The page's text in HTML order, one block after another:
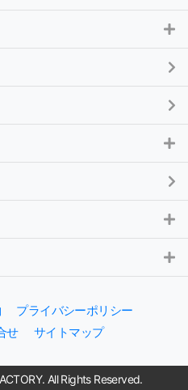
プライバシーポリシー
せ サイトマップ
All Rights Reserved.